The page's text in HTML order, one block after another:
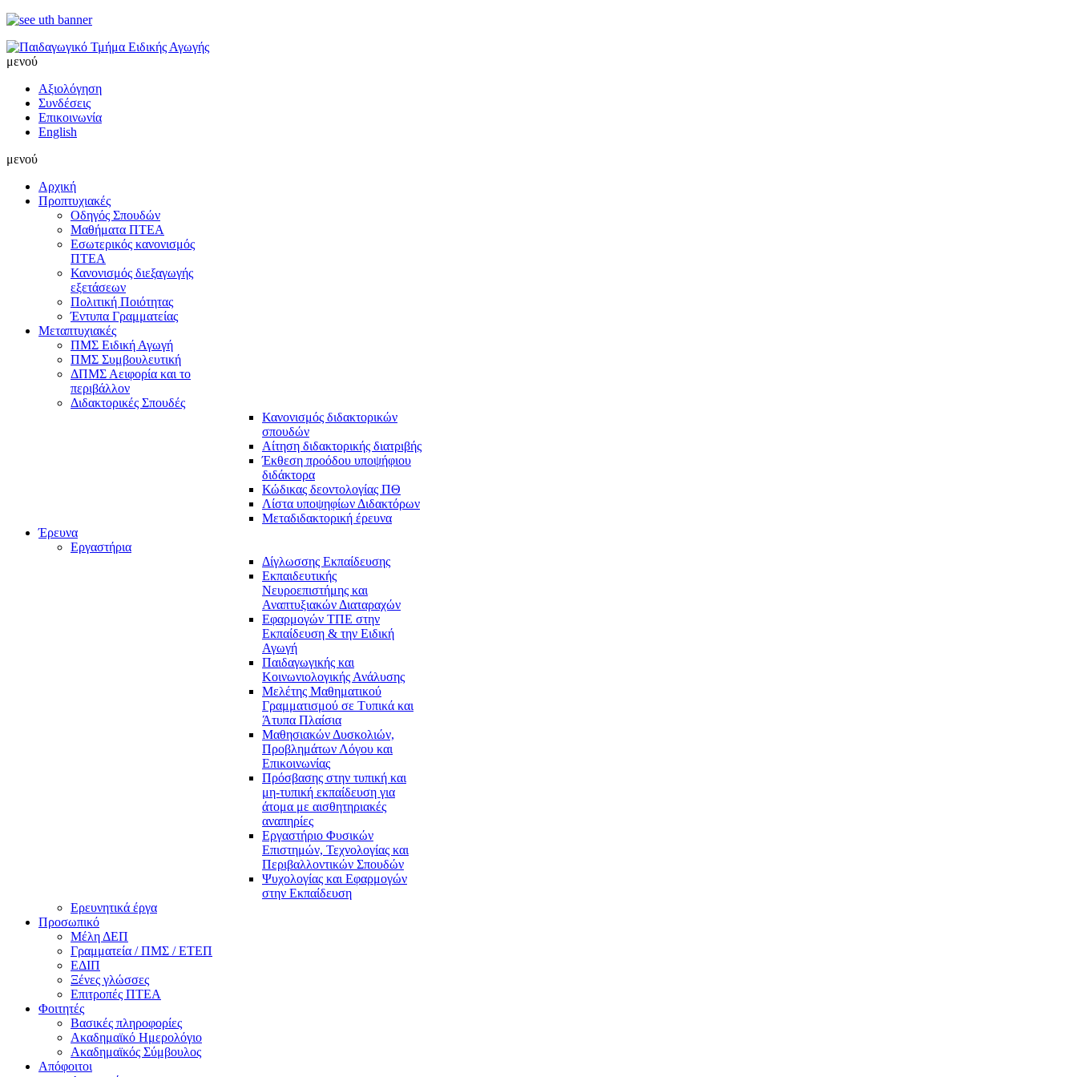
μενού
Αξιολόγηση
Συνδέσεις
Επικοινωνία
English
μενού
Αρχική
Προπτυχιακές
Οδηγός Σπουδών
Μαθήματα ΠΤΕΑ
Εσωτερικός κανονισμός
ΠΤΕΑ
Κανονισμός διεξαγωγής
εξετάσεων
Πολιτική Ποιότητας
Έντυπα Γραμματείας
Μεταπτυχιακές
ΠΜΣ Ειδική Αγωγή
ΠΜΣ Συμβουλευτική
ΔΠΜΣ Αειφορία και το
περιβάλλον
Διδακτορικές Σπουδές
Κανονισμός διδακτορικών
σπουδών
Αίτηση διδακτορικής διατριβής
Έκθεση προόδου υποψήφιου
διδάκτορα
Κώδικας δεοντολογίας ΠΘ
Λίστα υποψηφίων Διδακτόρων
Μεταδιδακτορική έρευνα
Έρευνα
Εργαστήρια
Δίγλωσσης Εκπαίδευσης
Εκπαιδευτικής
Νευροεπιστήμης και
Αναπτυξιακών Διαταραχών
Εφαρμογών ΤΠΕ στην
Εκπαίδευση & την Ειδική
Αγωγή
Παιδαγωγικής και
Κοινωνιολογικής Ανάλυσης
Μελέτης Μαθηματικού
Γραμματισμού σε Τυπικά και
Άτυπα Πλαίσια
Μαθησιακών Δυσκολιών,
Προβλημάτων Λόγου και
Επικοινωνίας
Πρόσβασης στην τυπική και
μη-τυπική εκπαίδευση για
άτομα με αισθητηριακές
αναπηρίες
Εργαστήριο Φυσικών
Επιστημών, Τεχνολογίας και
Περιβαλλοντικών Σπουδών
Ψυχολογίας και Εφαρμογών
στην Εκπαίδευση
Ερευνητικά έργα
Προσωπικό
Μέλη ΔΕΠ
Γραμματεία / ΠΜΣ / ΕΤΕΠ
ΕΔΙΠ
Ξένες γλώσσες
Επιτροπές ΠΤΕΑ
Φοιτητές
Βασικές πληροφορίες
Ακαδημαϊκό Ημερολόγιο
Ακαδημαϊκός Σύμβουλος
Απόφοιτοι